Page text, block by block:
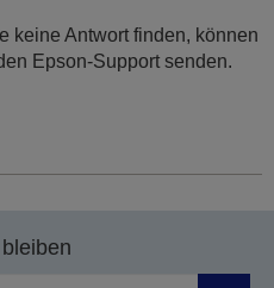
keine Antwort finden, können
Epson-Support senden.